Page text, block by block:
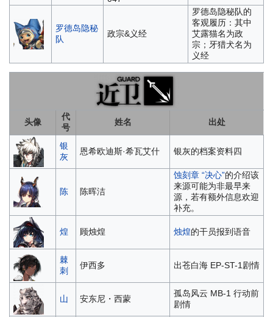
罗德岛隐秘
队
政宗&义经
罗德岛隐秘队的
客观履历：其中
艾露猫名为政
宗；牙猎犬名为
义经
头像
代
号
姓名 出处
银
灰
恩希欧迪斯·希瓦艾什 银灰的档案资料四
陈 陈晖洁
蚀刻章 “决心”的介绍该
来源可能为非最早来
源，若有额外信息欢迎
补充。
煌 顾烛煌 烛煌的干员报到语音
棘
刺
伊西多 出苍白海 EP-ST-1剧情
山 安东尼・西蒙
孤岛风云 MB-1 行动前
剧情